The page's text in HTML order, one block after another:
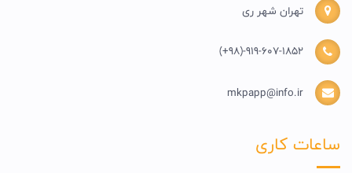
تهران شهر ری
(+98)-919-607-1852
mkpapp@info.ir
ساعات کاری